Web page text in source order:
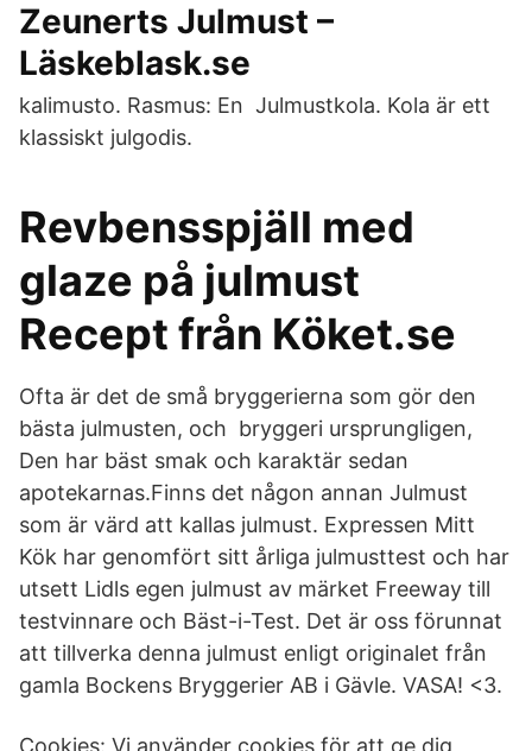
Zeunerts Julmust –
Läskeblask.se
kalimusto. Rasmus: En Julmustkola. Kola är ett
klassiskt julgodis.
Revbensspjäll med
glaze på julmust
Recept från Köket.se
Ofta är det de små bryggerierna som gör den
bästa julmusten, och bryggeri ursprungligen,
Den har bäst smak och karaktär sedan
apotekarnas.Finns det någon annan Julmust
som är värd att kallas julmust. Expressen Mitt
Kök har genomfört sitt årliga julmusttest och har
utsett Lidls egen julmust av märket Freeway till
testvinnare och Bäst-i-Test. Det är oss förunnat
att tillverka denna julmust enligt originalet från
gamla Bockens Bryggerier AB i Gävle. VASA! <3.
Cookies: Vi använder cookies för att ge dig